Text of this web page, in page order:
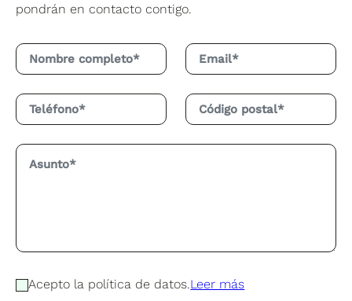
pondrán en contacto contigo.
Acepto la política de datos.Leer más